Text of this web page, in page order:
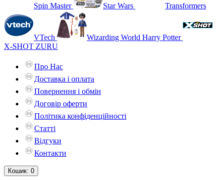
Spin Master Star Wars Transformers
VTech
Wizarding World Harry Potter
X-SHOT ZURU
Про Нас
Доставка і оплата
Повернення і обмін
Договір оферти
Політика конфіденційності
Статті
Відгуки
Контакти
Кошик: 0